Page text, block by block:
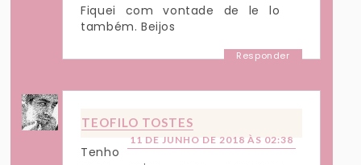
Fiquei com vontade de le lo
também. Beijos
Responder
TEOFILO TOSTES
11 DE JUNHO DE 2018 ÀS 02:38
Tenho